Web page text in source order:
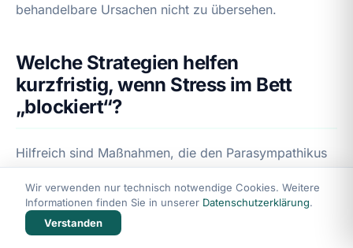
behandelbare Ursachen nicht zu übersehen.
Welche Strategien helfen
kurzfristig, wenn Stress im Bett
„blockiert“?
Hilfreich sind Maßnahmen, die den Parasympathikus
Tempo rausnehmen, Fokus auf Berührung statt
„Testen“, und eine klare Entlastungskommunikation
(„kein Leistungsziel“). Auch geführte Entspannungs-
Wir verwenden nur technisch notwendige Cookies. Weitere
Informationen finden Sie in unserer Datenschutzerklärung.
Verstanden